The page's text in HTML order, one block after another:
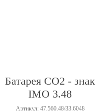
Батарея СО2 - знак
IMO 3.48
Артикул: 47.560.48/33.6048